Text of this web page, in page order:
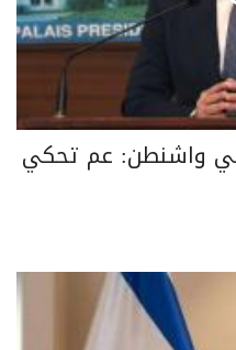
واشنطن: عم تحكي